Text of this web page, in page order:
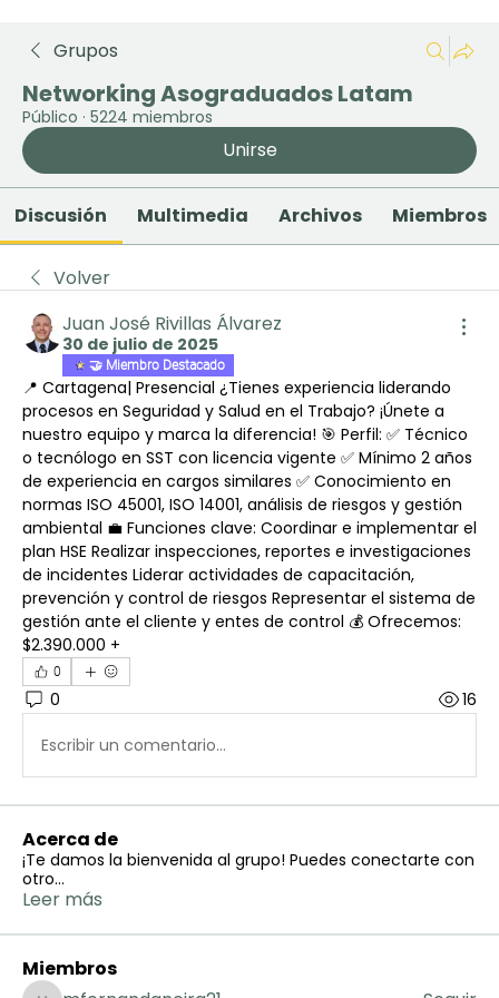
Grupos
Networking Asograduados Latam
Público · 5224 miembros
Unirse
Discusión Multimedia Archivos Miembros
Volver
Juan José Rivillas Álvarez
30 de julio de 2025
🤝 Miembro Destacado
📍 Cartagena| Presencial ¿Tienes experiencia liderando
procesos en Seguridad y Salud en el Trabajo? ¡Únete a
nuestro equipo y marca la diferencia! 🎯 Perfil: ✅ Técnico
o tecnólogo en SST con licencia vigente ✅ Mínimo 2 años
de experiencia en cargos similares ✅ Conocimiento en
normas ISO 45001, ISO 14001, análisis de riesgos y gestión
ambiental 💼 Funciones clave: Coordinar e implementar el
plan HSE Realizar inspecciones, reportes e investigaciones
de incidentes Liderar actividades de capacitación,
prevención y control de riesgos Representar el sistema de
gestión ante el cliente y entes de control 💰 Ofrecemos:
$2.390.000 +
0
0 16
Escribir un comentario...
Acerca de
¡Te damos la bienvenida al grupo! Puedes conectarte con
otro...
Leer más
Miembros